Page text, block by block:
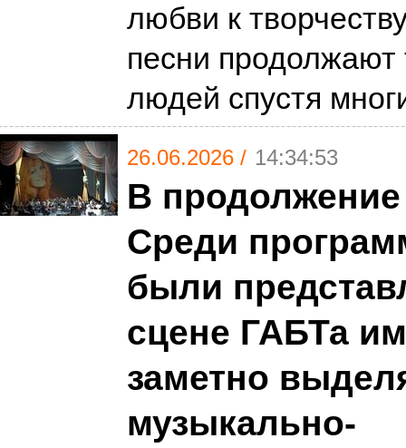
любви к
песни продолжают
людей спустя
26.06.2026 / 14:34:53
В
Среди
были
сцене ГАБТа
заметно
музыкально-